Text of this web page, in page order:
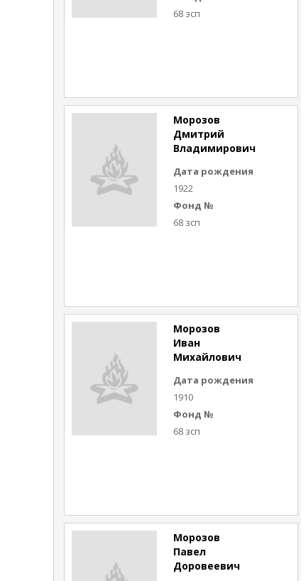
68 зсп
Морозов
Дмитрий
Владимирович
Дата рождения
1922
Фонд №
68 зсп
Морозов
Иван
Михайлович
Дата рождения
1910
Фонд №
68 зсп
Морозов
Павел
Доровеевич